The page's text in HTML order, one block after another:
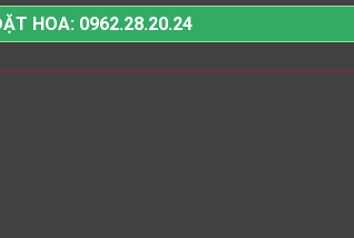
HOA: 0962.28.20.24